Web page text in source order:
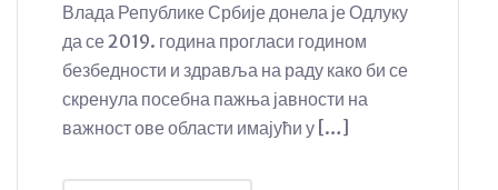
Влада Републике Србије донела је Одлуку
да се 2019. година прогласи годином
безбедности и здравља на раду како би се
скренула посебна пажња јавности на
важност ове области имајући у […]